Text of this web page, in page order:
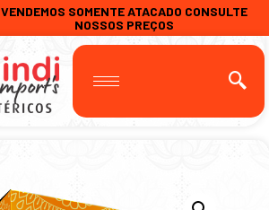
VENDEMOS SOMENTE ATACADO CONSULTE
NOSSOS PREÇOS